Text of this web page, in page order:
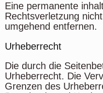
Eine permanente
Rechtsverletzung
umgehend entfernen.
Urheberrecht
Die durch die
Urheberrecht. Die
Grenzen des